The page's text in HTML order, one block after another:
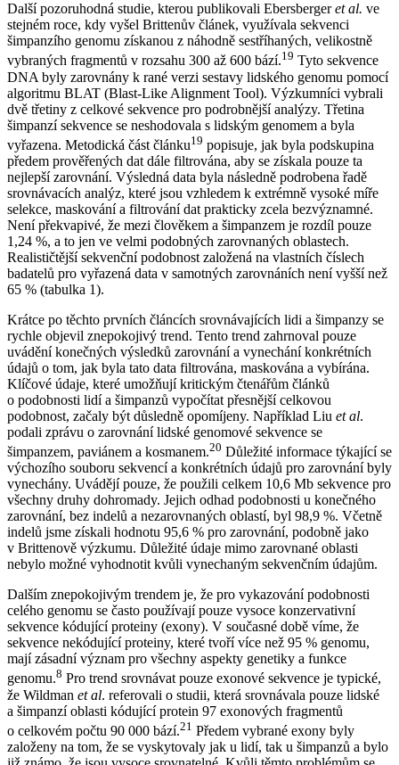
Další pozoruhodná studie, kterou publikovali Ebersbergeret al. ve
stejném roce, kdy vyšel Brittenův článek, využívala sekvenci
šimpanzího genomu získanou z náhodně sestříhaných, velikostně
vybraných fragmentů v rozsahu 300 až 600 bází.19 Tyto sekvence
DNA byly zarovnány k rané verzi sestavy lidského genomu pomocí
algoritmu BLAT (Blast-Like Alignment Tool). Výzkumníci vybrali
dvě třetiny z celkové sekvence pro podrobnější analýzy. Třetina
šimpanzí sekvence se neshodovala s lidským genomem a byla
vyřazena. Metodická část článku19 popisuje, jak byla podskupina
předem prověřených dat dále filtrována, aby se získala pouze ta
nejlepší zarovnání. Výsledná data byla následně podrobena řadě
srovnávacích analýz, které jsou vzhledem k extrémně vysoké míře
selekce, maskování a filtrování dat prakticky zcela bezvýznamné.
Není překvapivé, že mezi člověkem a šimpanzem je rozdíl pouze
1,24 %, a to jen ve velmi podobných zarovnaných oblastech.
Realističtější sekvenční podobnost založená na vlastních číslech
badatelů pro vyřazená data v samotných zarovnáních není vyšší než
65 % (tabulka 1).
Krátce po těchto prvních článcích srovnávajících lidi a šimpanzy se
rychle objevil znepokojivý trend. Tento trend zahrnoval pouze
uvádění konečných výsledků zarovnání a vynechání konkrétních
údajů o tom, jak byla tato data filtrována, maskována a vybírána.
Klíčové údaje, které umožňují kritickým čtenářům článků
o podobnosti lidí a šimpanzů vypočítat přesnější celkovou
podobnost, začaly být důsledně opomíjeny. Například Liu et al.
podali zprávu o zarovnání lidské genomové sekvence se
šimpanzem, paviánem a kosmanem.20 Důležité informace týkající se
výchozího souboru sekvencí a konkrétních údajů pro zarovnání byly
vynechány. Uvádějí pouze, že použili celkem 10,6 Mb sekvence pro
všechny druhy dohromady. Jejich odhad podobnosti u konečného
zarovnání, bez indelů a nezarovnaných oblastí, byl 98,9 %. Včetně
indelů jsme získali hodnotu 95,6 % pro zarovnání, podobně jako
v Brittenově výzkumu. Důležité údaje mimo zarovnané oblasti
nebylo možné vyhodnotit kvůli vynechaným sekvenčním údajům.
Dalším znepokojivým trendem je, že pro vykazování podobnosti
celého genomu se často používají pouze vysoce konzervativní
sekvence kódující proteiny (exony). V současné době víme, že
sekvence nekódující proteiny, které tvoří více než 95 % genomu,
mají zásadní význam pro všechny aspekty genetiky a funkce
genomu.8 Pro trend srovnávat pouze exonové sekvence je typické,
že Wildman et al. referovali o studii, která srovnávala pouze lidské
a šimpanzí oblasti kódující protein 97 exonových fragmentů
o celkovém počtu 90 000 bází.21 Předem vybrané exony byly
založeny na tom, že se vyskytovaly jak u lidí, tak u šimpanzů a bylo